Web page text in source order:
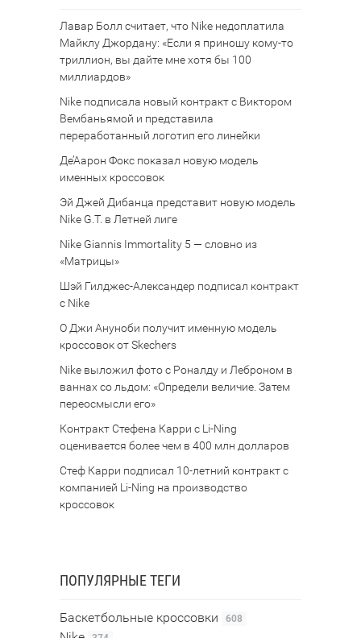
Лавар Болл считает, что Nike недоплатила
Майклу Джордану: «Если я приношу кому-то
триллион, вы дайте мне хотя бы 100
миллиардов»
Nike подписала новый контракт с Виктором
Вембаньямой и представила
переработанный логотип его линейки
Де’Аарон Фокс показал новую модель
именных кроссовок
Эй Джей Дибанца представит новую модель
Nike G.T. в Летней лиге
Nike Giannis Immortality 5 — словно из
«Матрицы»
Шэй Гилджес-Александер подписал контракт
с Nike
О Джи Ануноби получит именную модель
кроссовок от Skechers
Nike выложил фото с Роналду и Леброном в
ваннах со льдом: «Определи величие. Затем
переосмысли его»
Контракт Стефена Карри с Li-Ning
оценивается более чем в 400 млн долларов
Стеф Карри подписал 10-летний контракт с
компанией Li-Ning на производство
кроссовок
ПОПУЛЯРНЫЕ ТЕГИ
Баскетбольные кроссовки 608